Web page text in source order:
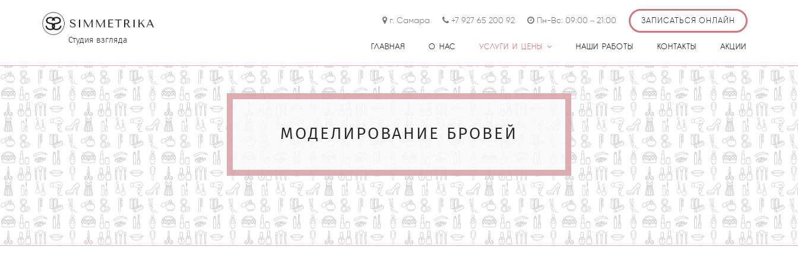
Студия взгляда
г. Самара +7 927 65 200 92 Пн-Вс: 09:00 – 21:00 ЗАПИСАТЬСЯ ОНЛАЙН
ГЛАВНАЯ О НАС УСЛУГИ И ЦЕНЫ НАШИ РАБОТЫ КОНТАКТЫ АКЦИИ
МОДЕЛИРОВАНИЕ БРОВЕЙ